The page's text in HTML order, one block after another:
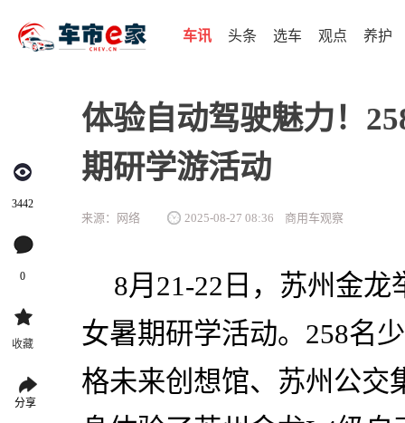
车讯 头条 选车 观点 养护
3442
0
收藏
分享
体验自动驾驶魅力！
期研学游活动
来源：网络 2025-08-27 08:36 商用车观察
8月21-22日，苏州金
女暑期研学活动。258名
格未来创想馆、苏州公交